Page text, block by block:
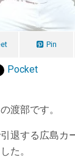
Pin
Pocket
渡部です。
退する広島カ
た。